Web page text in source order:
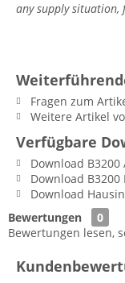
any supply situation,
Fragen zum
Weitere Artikel
Verfügbare
Download
Download
Download
Bewertungen
0
Bewertungen lesen,